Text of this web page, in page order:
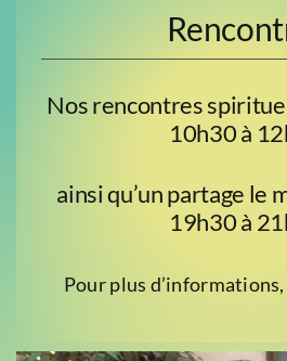
Nos rencontres
10h30 à
ainsi qu’un partage le
19h30 à
Pour plus